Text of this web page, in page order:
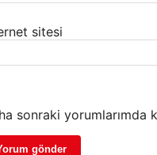
sitesi
sonraki yorumlarımda